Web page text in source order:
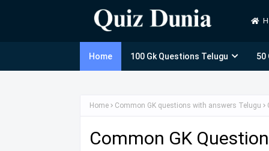
Home 100 Gk Questions Telugu 50
Home Common GK questions with answers Telugu
Common GK